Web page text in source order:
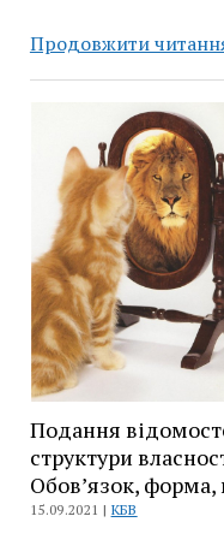
Продовжити
Подання
структури
Обов’язок, форма,
15.09.2021 | КБВ